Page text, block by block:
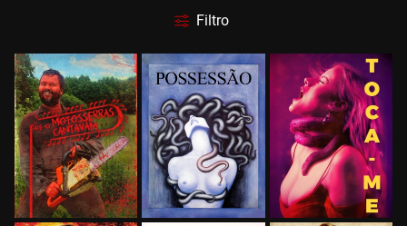
Filtro